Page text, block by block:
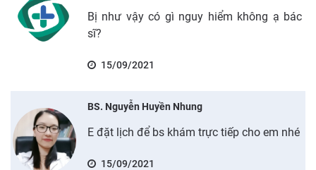
Bị như vậy có gì nguy hiểm không ạ bác
sĩ?
15/09/2021
BS. Nguyễn Huyền Nhung
E đặt lịch để bs khám trực tiếp cho em nhé
15/09/2021